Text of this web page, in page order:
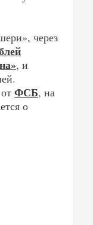
через
, и
ФСБ, на
о